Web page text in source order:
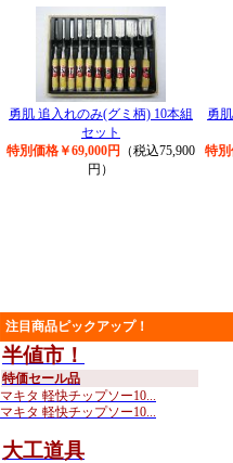
勇肌 追入れのみ(グミ柄) 10本組
セット
特別価格￥69,000円
（税込75,900
円）
勇
特別
注目商品ピックアップ！
半値市！
特価セール品
マキタ 軽快チップソー10...
マキタ 軽快チップソー10...
大工道具